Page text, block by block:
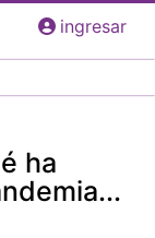
ingresar
ha